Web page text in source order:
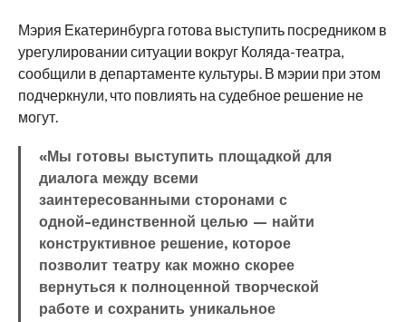
Мэрия Екатеринбурга готова выступить посредником в
урегулировании ситуации вокруг Коляда-театра,
сообщили в департаменте культуры. В мэрии при этом
подчеркнули, что повлиять на судебное решение не
могут.
«Мы готовы выступить площадкой для
диалога между всеми
заинтересованными сторонами с
одной-единственной целью — найти
конструктивное решение, которое
позволит театру как можно скорее
вернуться к полноценной творческой
работе и сохранить уникальное